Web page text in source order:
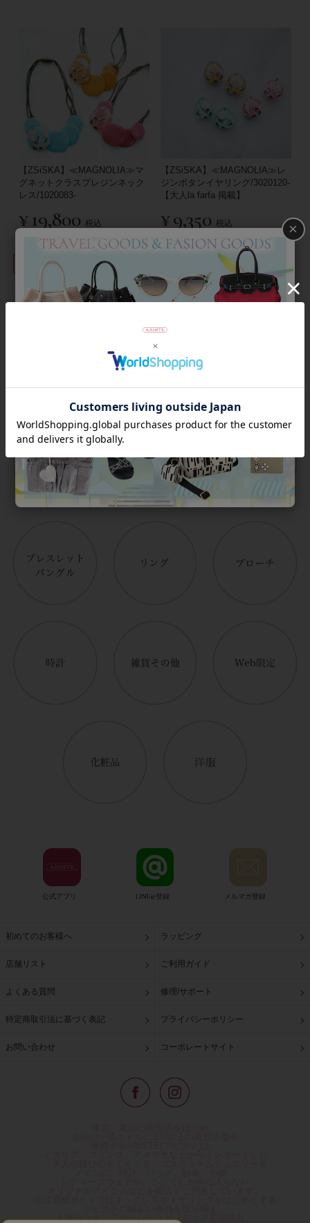
【ZSiSKA】≪MAGNOLIA≫マ
グネットクラスプレジンネック
レス/1020083-
¥ 19,800 税込
【ZSiSKA】≪MAGNOLIA≫レ
ジンボタンイヤリング/3020120-
【大人la farfa 掲載】
¥9,350 税込
絞り込み
Category
公式アプリ LINE@登録 メルマガ登録
初めてのお客様へ ラッピング
店舗リスト ご利用ガイド
よくある質問 修理/サポート
特定商取引法に基づく表記 プライバシーポリシー
お問い合わせ コーポレートサイト
人気ランキングやテレビなどメディア着用商品、
×